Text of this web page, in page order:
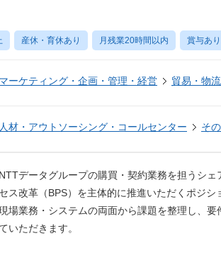
産休・育休あり 月残業20時間以内 賞与あり
マーケティング・企画・管理・経営 貿易・物
人材・アウトソーシング・コールセンター そ
NTTデータグループの購買・契約業務を担うシ
セス改革（BPS）を主体的に推進いただくポジシ
場業務・システムの両面から課題を整理し、
ていただきます。